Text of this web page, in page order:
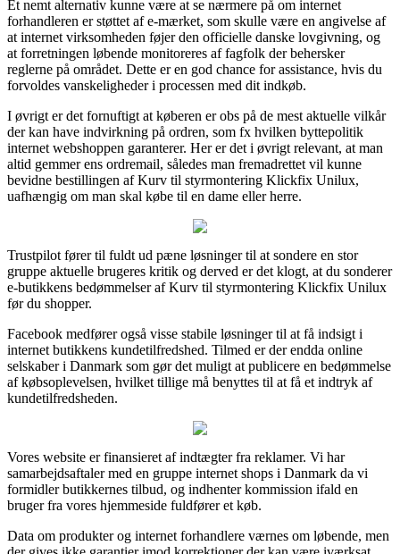
Et nemt alternativ kunne være at se nærmere på om internet
forhandleren er støttet af e-mærket, som skulle være en angivelse af
at internet virksomheden føjer den officielle danske lovgivning, og
at forretningen løbende monitoreres af fagfolk der behersker
reglerne på området. Dette er en god chance for assistance, hvis du
forvoldes vanskeligheder i processen med dit indkøb.
I øvrigt er det fornuftigt at køberen er obs på de mest aktuelle vilkår
der kan have indvirkning på ordren, som fx hvilken byttepolitik
internet webshoppen garanterer. Her er det i øvrigt relevant, at man
altid gemmer ens ordremail, således man fremadrettet vil kunne
bevidne bestillingen af Kurv til styrmontering Klickfix Unilux,
uafhængig om man skal købe til en dame eller herre.
Trustpilot fører til fuldt ud pæne løsninger til at sondere en stor
gruppe aktuelle brugeres kritik og derved er det klogt, at du sonderer
e-butikkens bedømmelser af Kurv til styrmontering Klickfix Unilux
før du shopper.
Facebook medfører også visse stabile løsninger til at få indsigt i
internet butikkens kundetilfredshed. Tilmed er der endda online
selskaber i Danmark som gør det muligt at publicere en bedømmelse
af købsoplevelsen, hvilket tillige må benyttes til at få et indtryk af
kundetilfredsheden.
Vores website er finansieret af indtægter fra reklamer. Vi har
samarbejdsaftaler med en gruppe internet shops i Danmark da vi
formidler butikkernes tilbud, og indhenter kommission ifald en
bruger fra vores hjemmeside fuldfører et køb.
Data om produkter og internet forhandlere værnes om løbende, men